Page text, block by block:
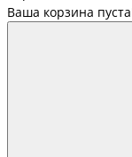
Ваша корзина